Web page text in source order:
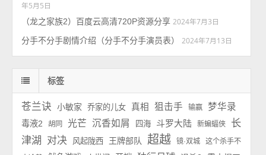
年5月5日
（龙之家族2）百度云高清720P资源分享 2024年7月3日
分手不分手剧情介绍（分手不分手演员表）
2024年7月13日
标签
苍兰诀 小敏家 乔家的儿女 真相 狙击手 输赢 梦华录
毒液2 胡同 光芒 沉香如屑 四海 斗罗大陆 新蝙蝠侠
长
津湖
对决 风起陇西 王牌部队 超越 镜·双城
这个杀手不